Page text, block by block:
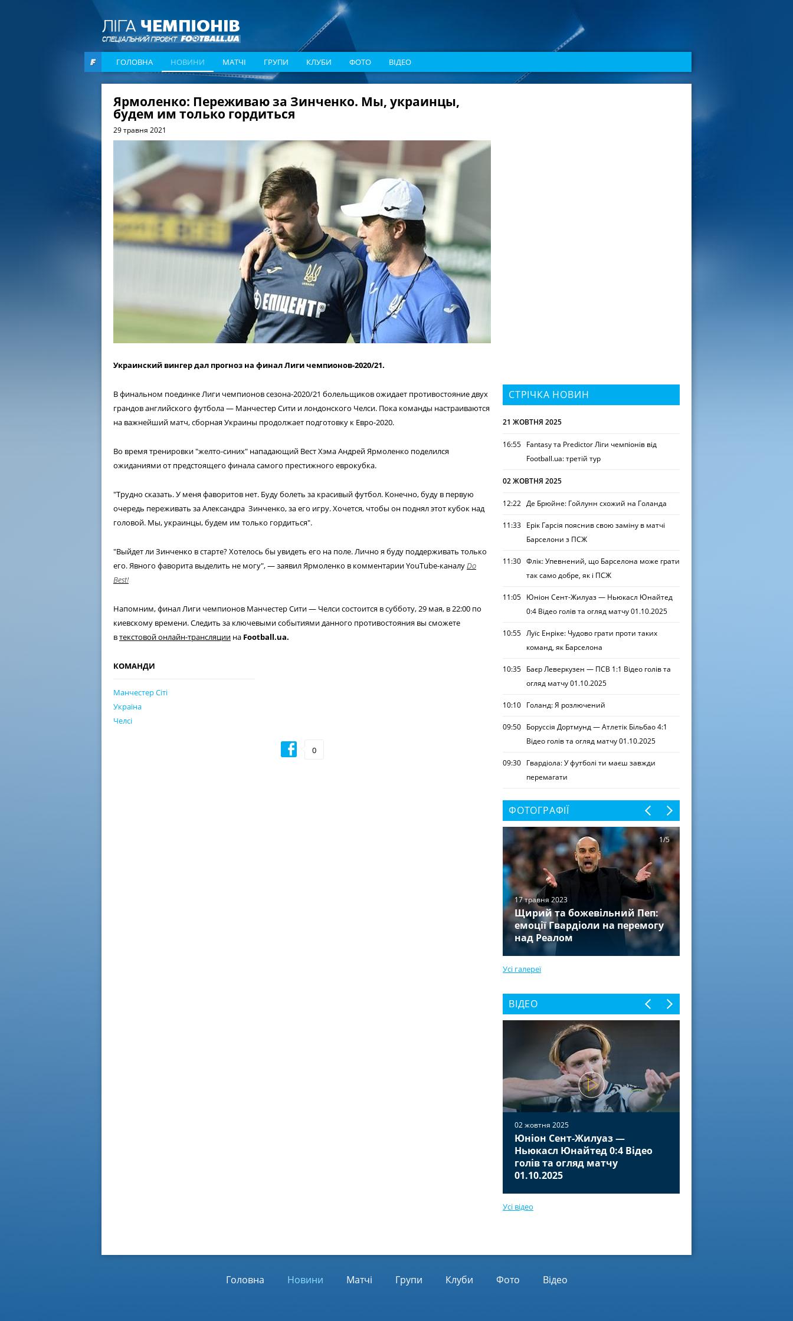
ГОЛОВНА НОВИНИ МАТЧІ ГРУПИ КЛУБИ ФОТО ВІДЕО
Ярмоленко: Переживаю за Зинченко. Мы, украинцы,
будем им только гордиться
29 травня 2021
Украинский вингер дал прогноз на финал Лиги чемпионов-2020/21.
В финальном поединке Лиги чемпионов сезона-2020/21 болельщиков ожидает противостояние двух
грандов английского футбола — Манчестер Сити и лондонского Челси. Пока команды настраиваются
на важнейший матч, сборная Украины продолжает подготовку к Евро-2020.
Во время тренировки "желто-синих" нападающий Вест Хэма Андрей Ярмоленко поделился
ожиданиями от предстоящего финала самого престижного еврокубка.
"Трудно сказать. У меня фаворитов нет. Буду болеть за красивый футбол. Конечно, буду в первую
очередь переживать за Александра Зинченко, за его игру. Хочется, чтобы он поднял этот кубок над
головой. Мы, украинцы, будем им только гордиться".
"Выйдет ли Зинченко в старте? Хотелось бы увидеть его на поле. Лично я буду поддерживать только
его. Явного фаворита выделить не могу", — заявил Ярмоленко в комментарии YouTube-каналуDo
Best!
Напомним, финал Лиги чемпионов Манчестер Сити — Челси состоится в субботу, 29 мая, в 22:00 по
киевскому времени. Следить за ключевыми событиями данного противостояния вы сможете
втекстовой онлайн-трансляции на Football.ua.
КОМАНДИ
Манчестер Сіті
Україна
Челсі
0
СТРІЧКА НОВИН
21 ЖОВТНЯ 2025
16:55 Fantasy та Predictor Ліги чемпіонів від
Football.ua: третій тур
02 ЖОВТНЯ 2025
12:22 Де Брюйне: Гойлунн схожий на Голанда
11:33 Ерік Гарсія пояснив свою заміну в матчі
Барселони з ПСЖ
11:30 Флік: Упевнений, що Барселона може грати
так само добре, як і ПСЖ
11:05 Юніон Сент-Жилуаз — Ньюкасл Юнайтед
0:4 Відео голів та огляд матчу 01.10.2025
10:55 Луїс Енріке: Чудово грати проти таких
команд, як Барселона
10:35 Баєр Леверкузен — ПСВ 1:1 Відео голів та
огляд матчу 01.10.2025
10:10 Голанд: Я розлючений
09:50 Боруссія Дортмунд — Атлетік Більбао 4:1
Відео голів та огляд матчу 01.10.2025
09:30 Гвардіола: У футболі ти маєш завжди
перемагати
ФОТОГРАФІЇ
17 травня 2023
Щирий та божевільний Пеп:
емоції Гвардіоли на перемогу
над Реалом
1/5
Усі галереї
ВІДЕО
02 жовтня 2025
Юніон Сент-Жилуаз —
Ньюкасл Юнайтед 0:4 Відео
голів та огляд матчу
01.10.2025
Усі відео
Головна Новини Матчі Групи Клуби Фото Відео